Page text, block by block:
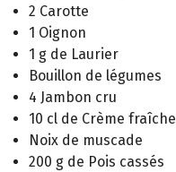
2 Carotte
1 Oignon
1 g de Laurier
Bouillon de légumes
4 Jambon cru
10 cl de Crème fraîche
Noix de muscade
200 g de Pois cassés